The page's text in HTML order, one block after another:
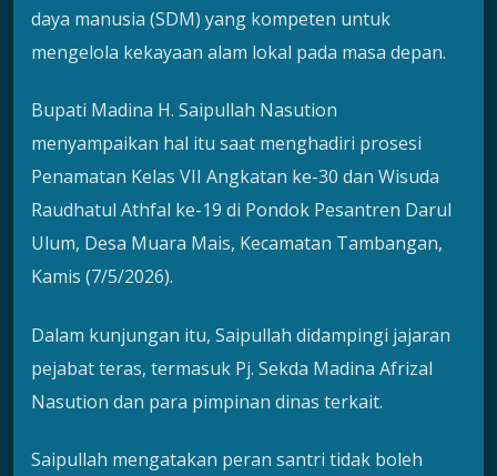
daya manusia (SDM) yang kompeten untuk
mengelola kekayaan alam lokal pada masa depan.
Bupati Madina H. Saipullah Nasution
menyampaikan hal itu saat menghadiri prosesi
Penamatan Kelas VII Angkatan ke-30 dan Wisuda
Raudhatul Athfal ke-19 di Pondok Pesantren Darul
Ulum, Desa Muara Mais, Kecamatan Tambangan,
Kamis (7/5/2026).
Dalam kunjungan itu, Saipullah didampingi jajaran
pejabat teras, termasuk Pj. Sekda Madina Afrizal
Nasution dan para pimpinan dinas terkait.
Saipullah mengatakan peran santri tidak boleh